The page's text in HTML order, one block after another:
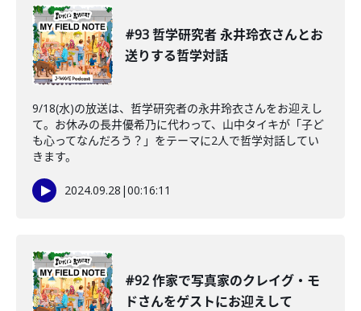
#93 哲学研究者 永井玲衣さんとお
送りする哲学対話
9/18(水)の放送は、哲学研究者の永井玲衣さんをお迎えし
て。お休みの長井優希乃に代わって、山中タイキが「子ど
も心ってなんだろう？」をテーマに2人で哲学対話してい
きます。
2024.09.28 |00:16:11
#92 作家で写真家のクレイグ・モ
ドさんをゲストにお迎えして